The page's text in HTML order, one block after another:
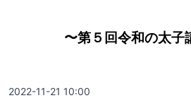
〜第５回令和の太子
2022-11-21 10:00